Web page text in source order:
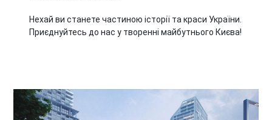
Нехай ви станете частиною історії та краси України.
Приєднуйтесь до нас у творенні майбутнього Києва!